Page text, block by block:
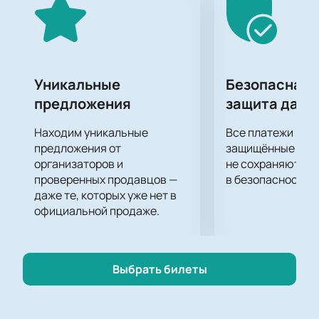
зрители – насладиться зрелищными матчами в
комфортных условиях. Просторные трибуны и
современное оборудование арены делают ее
масштабных мероприятий.
Не упустите возможность стать частью этого
события!Купить билеты
на нашем сайте и
насладиться захватывающими матчами можно уже
сейчас
Уникальные
предложения
Находим уникальные
предложения от
организаторов и
проверенных продавцов —
даже те, которых уже нет в
официальной продаже.
Безопасная
защита
Все платежи
защищённые
не сохраняются
в безопасности.
Выбрать билеты